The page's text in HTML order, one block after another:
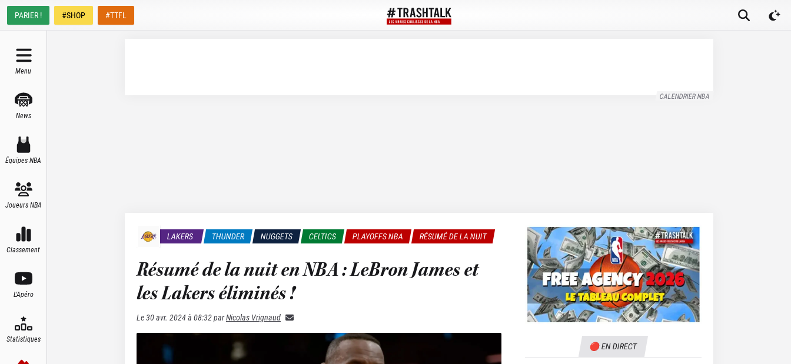
PARIER ! #SHOP #TTFL
Menu
News
Équipes NBA
Joueurs NBA
Classement
L'Apéro
Statistiques
CALENDRIER NBA
LAKERS THUNDER NUGGETS CELTICS PLAYOFFS NBA RÉSUMÉ DE LA NUIT
Résumé de la nuit en NBA : LeBron James et
les Lakers éliminés !
Le30 avr. 2024 à 08:32parNicolas Vrignaud
🔴 EN DIRECT